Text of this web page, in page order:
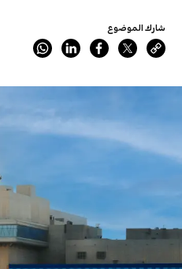
شارك الموضوع